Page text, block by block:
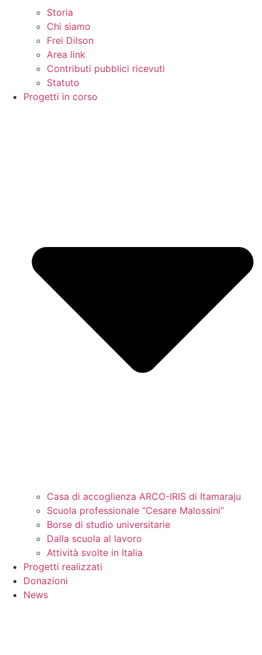
Storia
Chi siamo
Frei Dilson
Area link
Contributi pubblici ricevuti
Statuto
Progetti in corso
Casa di accoglienza ARCO-IRIS di Itamaraju
Scuola professionale “Cesare Malossini”
Borse di studio universitarie
Dalla scuola al lavoro
Attività svolte in Italia
Progetti realizzati
Donazioni
News